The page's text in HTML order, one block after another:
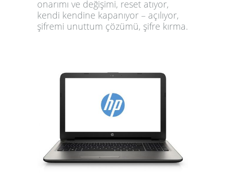
onarımı ve değişimi, reset atıyor,
kendi kendine kapanıyor – açılıyor,
şifremi unuttum çözümü, şifre kırma.